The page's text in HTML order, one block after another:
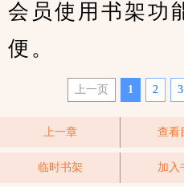
会员使用书架功
便。
上一页 1 2 3
上一章 查看
临时书架 加入